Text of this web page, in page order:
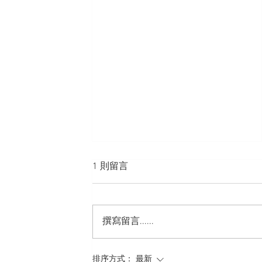
Maman & Bébé Limited
1 則留言
撰寫留言......
排序方式： 最新